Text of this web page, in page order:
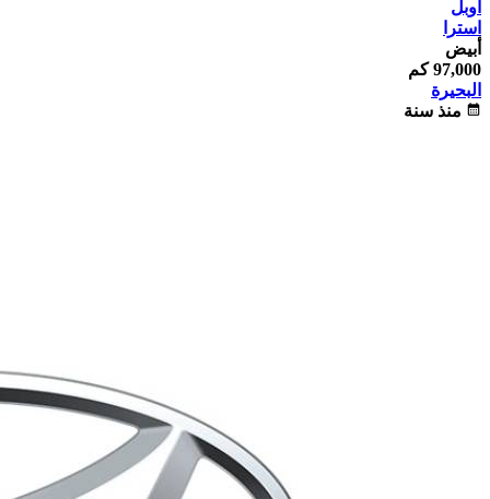
اوبل
استرا
أبيض
97,000 كم
البحيرة
calendar_month منذ سنة